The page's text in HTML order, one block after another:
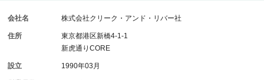
会社名 株式会社クリーク・アンド・リバー社
住所
東京都港区新橋4-1-1
新虎通りCORE
設立 1990年03月